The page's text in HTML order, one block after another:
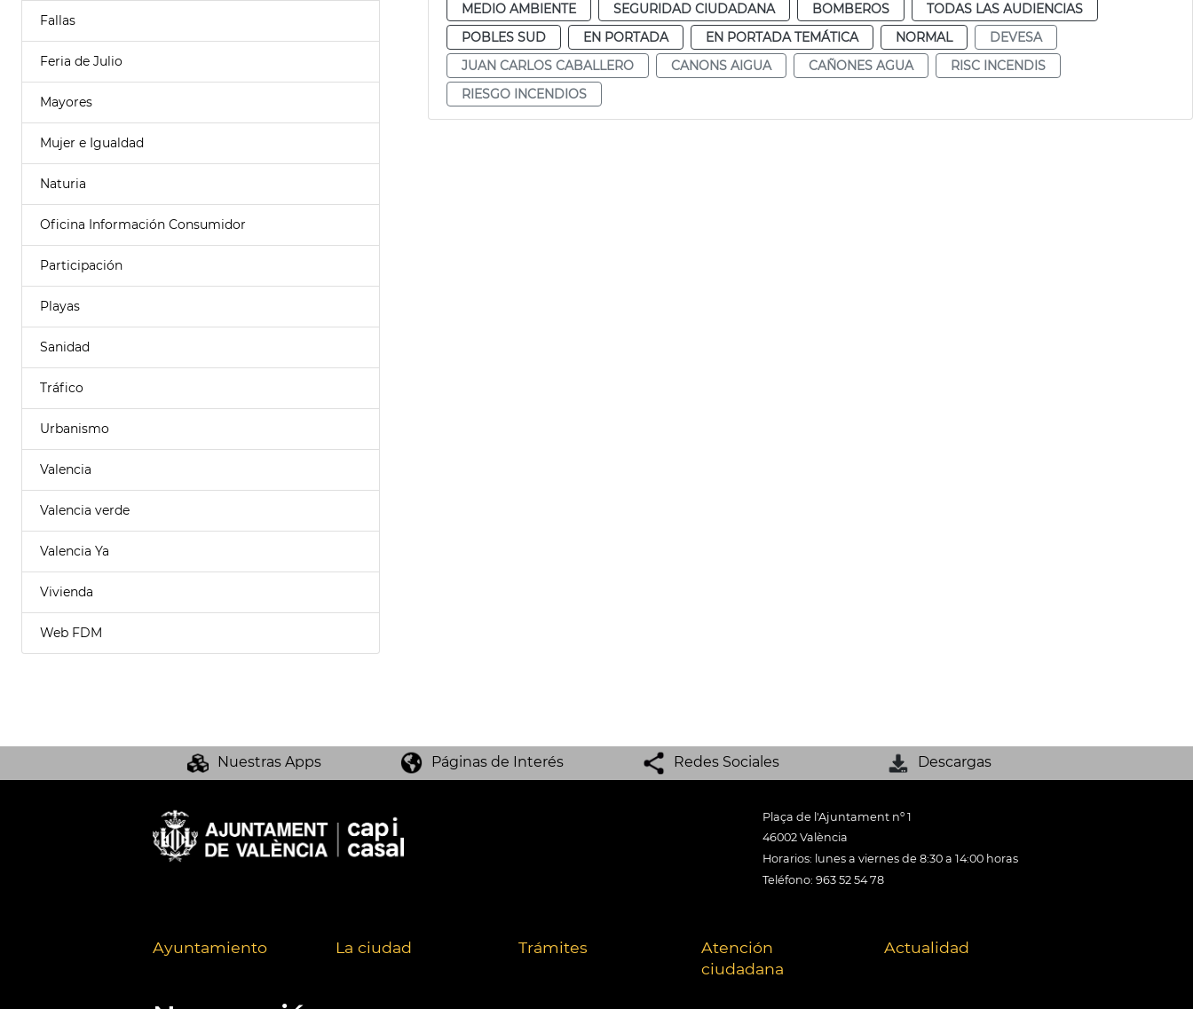
Fallas
Feria de Julio
Mayores
Mujer e Igualdad
Naturia
Oficina Información Consumidor
Participación
Playas
Sanidad
Tráfico
Urbanismo
Valencia
Valencia verde
Valencia Ya
Vivienda
Web FDM
MEDIO AMBIENTE SEGURIDAD CIUDADANA BOMBEROS
TODAS LAS AUDIENCIAS
POBLES SUD
EN PORTADA EN PORTADA TEMÁTICA NORMAL
DEVESA
JUAN CARLOS CABALLERO
CANONS AIGUA CAÑONES AGUA
RISC INCENDIS
RIESGO INCENDIOS
Nuestras Apps Páginas de Interés Redes Sociales Descargas
Plaça de l'Ajuntament nº 1
46002 València
Horarios: lunes a viernes de 8:30 a 14:00 horas
Teléfono: 963 52 54 78
Ayuntamiento La ciudad Trámites
Atención
ciudadana
Actualidad